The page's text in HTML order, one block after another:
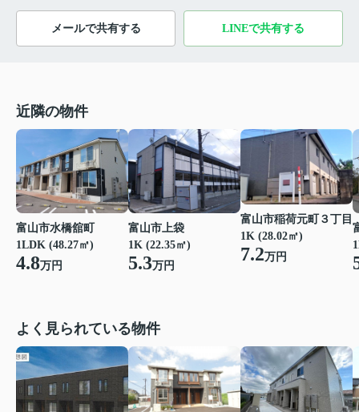
メールで共有する LINEで共有する
近隣の物件
富山市水橋舘町
1LDK (48.27㎡)
4.8万円
富山市上袋
1K (22.35㎡)
5.3万円
富山市稲荷元町３丁目
1K (28.02㎡)
7.2万円
よく見られている物件